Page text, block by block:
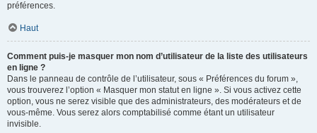
préférences.
Haut
Comment puis-je masquer mon nom d’utilisateur de la liste des utilisateurs
en ligne ?
Dans le panneau de contrôle de l’utilisateur, sous « Préférences du forum »,
vous trouverez l’option « Masquer mon statut en ligne ». Si vous activez cette
option, vous ne serez visible que des administrateurs, des modérateurs et de
vous-même. Vous serez alors comptabilisé comme étant un utilisateur
invisible.